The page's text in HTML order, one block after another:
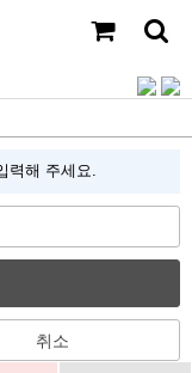
력해 주세요.
취소